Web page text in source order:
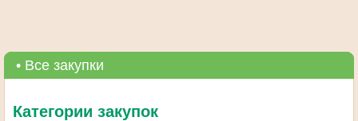
• Все закупки
Категории закупок